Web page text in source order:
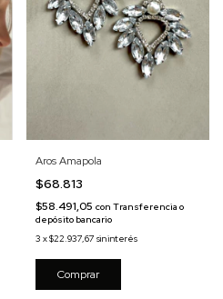
Aros Amapola
$68.813
$58.491,05 con Transferencia o
depósito bancario
3 x$22.937,67 sin interés